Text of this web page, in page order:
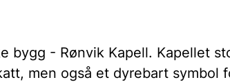
bygg - Rønvik Kapell. Kapellet
men også et dyrebart symbol